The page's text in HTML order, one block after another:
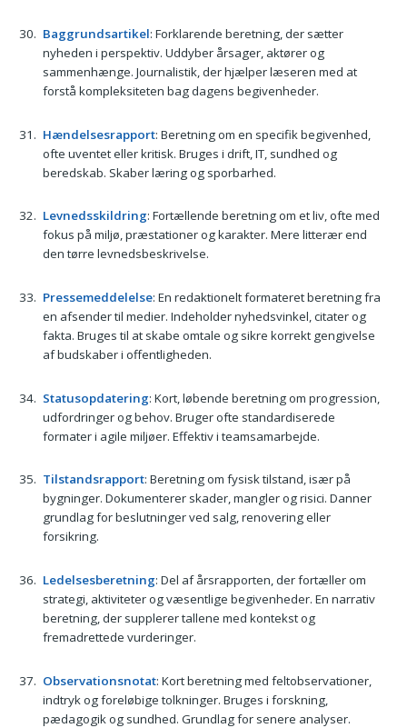
Baggrundsartikel: Forklarende beretning, der sætter
nyheden i perspektiv. Uddyber årsager, aktører og
sammenhænge. Journalistik, der hjælper læseren med at
forstå kompleksiteten bag dagens begivenheder.
Hændelsesrapport: Beretning om en specifik begivenhed,
ofte uventet eller kritisk. Bruges i drift, IT, sundhed og
beredskab. Skaber læring og sporbarhed.
Levnedsskildring: Fortællende beretning om et liv, ofte med
fokus på miljø, præstationer og karakter. Mere litterær end
den tørre levnedsbeskrivelse.
Pressemeddelelse: En redaktionelt formateret beretning fra
en afsender til medier. Indeholder nyhedsvinkel, citater og
fakta. Bruges til at skabe omtale og sikre korrekt gengivelse
af budskaber i offentligheden.
Statusopdatering: Kort, løbende beretning om progression,
udfordringer og behov. Bruger ofte standardiserede
formater i agile miljøer. Effektiv i teamsamarbejde.
Tilstandsrapport: Beretning om fysisk tilstand, især på
bygninger. Dokumenterer skader, mangler og risici. Danner
grundlag for beslutninger ved salg, renovering eller
forsikring.
Ledelsesberetning: Del af årsrapporten, der fortæller om
strategi, aktiviteter og væsentlige begivenheder. En narrativ
beretning, der supplerer tallene med kontekst og
fremadrettede vurderinger.
Observationsnotat: Kort beretning med feltobservationer,
indtryk og foreløbige tolkninger. Bruges i forskning,
pædagogik og sundhed. Grundlag for senere analyser.